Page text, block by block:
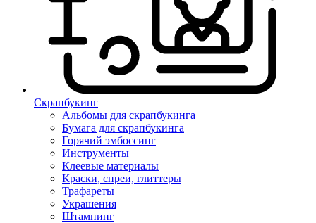
Скрапбукинг
Альбомы для скрапбукинга
Бумага для скрапбукинга
Горячий эмбоссинг
Инструменты
Клеевые материалы
Краски, спреи, глиттеры
Трафареты
Украшения
Штампинг